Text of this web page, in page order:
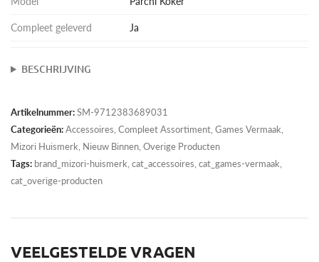
Compleet geleverd Ja
BESCHRIJVING
Artikelnummer:SM-9712383689031
Categorieën:Accessoires Compleet Assortiment Games Vermaak
Mizori Huismerk Nieuw Binnen Overige Producten
Tags: brand_mizori-huismerk, cat_accessoires, cat_games-vermaak,
cat_overige-producten
VEELGESTELDE VRAGEN